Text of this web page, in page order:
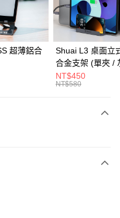
彰化商業銀行
台北富邦商業銀行
兆豐國際商業銀行
台中商業銀行
華泰商業銀行
第一商業銀行
彰化商業銀行
台北富邦商業銀行
兆豐國際商業銀行
可立即使用無須另外申請。
後會自動跳轉到大哥付的交易
超薄鋁合
Shuai L3 桌面立
合金支架 (單夾 /
NT$450
NT$580